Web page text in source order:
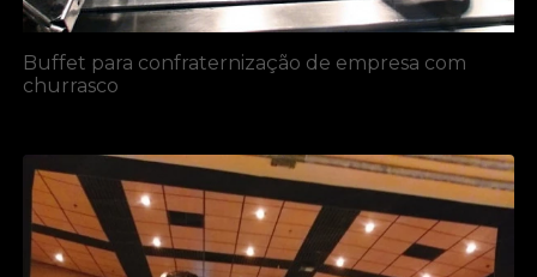
Buffet para confraternização de empresa com
churrasco